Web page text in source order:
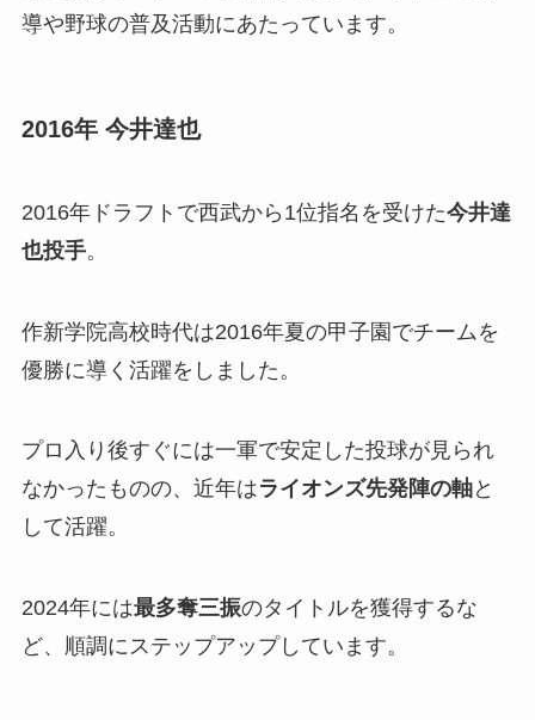
導や野球の普及活動にあたっています。
2016年 今井達也
2016年ドラフトで西武から1位指名を受けた今井達
也投手。
作新学院高校時代は2016年夏の甲子園でチームを
優勝に導く活躍をしました。
プロ入り後すぐには一軍で安定した投球が見られ
なかったものの、近年はライオンズ先発陣の軸と
して活躍。
2024年には最多奪三振のタイトルを獲得するな
ど、順調にステップアップしています。